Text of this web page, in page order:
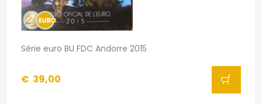
Série euro BU FDC Andorre 2015
€ 39,00